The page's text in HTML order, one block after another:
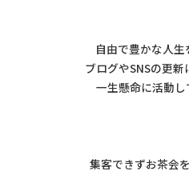
自由で豊かな人生
ブログやSNSの更
一生懸命に活動し
集客できずお茶会